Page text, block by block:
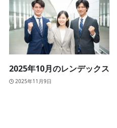
2025年10月のレンデックス
2025年11月9日